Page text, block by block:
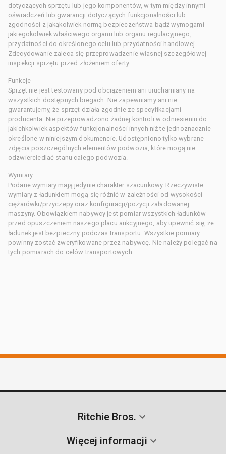
dotyczących sprzętu lub jego komponentów, w tym między innymi
oświadczeń lub gwarancji dotyczących funkcjonalności lub
zgodności z jakąkolwiek normą bezpieczeństwa bądź wymogami
jakiegokolwiek właściwego organu lub organu regulacyjnego,
przydatności do określonego celu lub przydatności handlowej.
Zdecydowanie zaleca się przeprowadzenie własnej szczegółowej
inspekcji sprzętu przed złożeniem oferty.
Funkcje
Sprzęt nie jest testowany pod obciążeniem ani uruchamiany na
wszystkich dostępnych biegach. Nie zapewniamy ani nie
gwarantujemy, że sprzęt działa zgodnie ze specyfikacjami
producenta. Nie przeprowadzono żadnej kontroli w odniesieniu do
jakichkolwiek aspektów funkcjonalności innych niż te jednoznacznie
określone w niniejszym dokumencie. Udostępniono tylko wybrane
zdjęcia poszczególnych elementów podwozia, które mogą nie
odzwierciedlać stanu całego podwozia.
Wymiary
Podane wymiary mają jedynie charakter szacunkowy. Rzeczywiste
wymiary z ładunkiem mogą się różnić w zależności od wysokości
ciężarówki/przyczepy oraz konfiguracji/pozycji załadowanej
maszyny. Obowiązkiem nabywcy jest pomiar wszystkich ładunków
przed opuszczeniem naszego placu aukcyjnego, aby upewnić się, że
ładunek jest bezpieczny podczas transportu. Wszystkie pomiary
powinny zostać zweryfikowane przez nabywcę. Nie należy polegać na
tych pomiarach do celów transportowych.
Ritchie Bros.
Więcej informacji